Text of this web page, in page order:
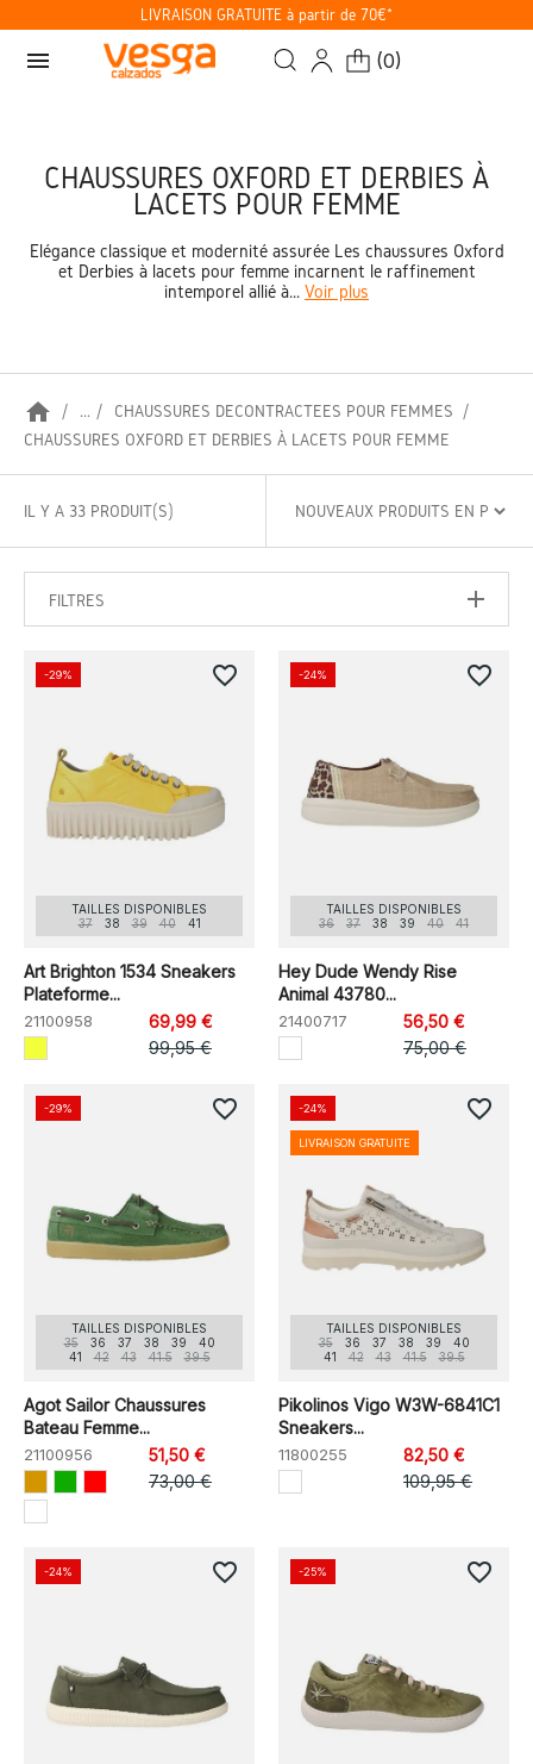
LIVRAISON GRATUITE à partir de 70€*
menu (0)
CHAUSSURES OXFORD ET DERBIES À
LACETS POUR FEMME
Élégance classique et modernité assurée Les chaussures Oxford
et Derbies à lacets pour femme incarnent le raffinement
intemporel allié à... Voir plus
home ...
CHAUSSURES DÉCONTRACTÉES POUR FEMMES
CHAUSSURES OXFORD ET DERBIES À LACETS POUR FEMME
IL Y A 33 PRODUIT(S)
FILTRES
TAILLES DISPONIBLES
37
38 39 40 41
Art Brighton 1534 Sneakers
Plateforme...
21100958
69,99 €
99,95 €
-29% favorite_border
TAILLES DISPONIBLES
36
37 38 39 40 41
Hey Dude Wendy Rise
Animal 43780...
21400717
56,50 €
75,00 €
-24% favorite_border
TAILLES DISPONIBLES
35
36 37 38 39
40
41
42 43 41.5 39.5
Agot Sailor Chaussures
Bateau Femme...
21100956
51,50 €
73,00 €
-29% favorite_border
TAILLES DISPONIBLES
35
36 37 38 39
40
41
42 43 41.5 39.5
Pikolinos Vigo W3W-6841C1
Sneakers...
11800255
82,50 €
109,95 €
-24%
LIVRAISON GRATUITE
favorite_border
-24% favorite_border -25% favorite_border